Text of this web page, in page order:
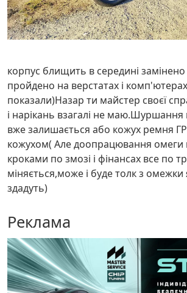
корпус блищить в середині замінено
пройдено на верстатах і комп'ютерах
показали)Назар ти майстер своєї
і нарікань взагалі не
вже залишається або кожух ремня
кожухом( Але доопрацювання
кроками по змозі і фінансах все по
міняється,може і буде толк з
здадуть)
Реклама